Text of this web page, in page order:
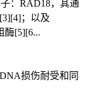
：RAD18，其通
；以及
酶[5][6...
损伤耐受和同